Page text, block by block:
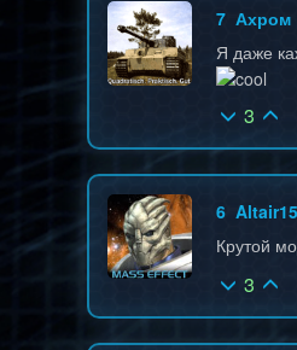
7 Ахром
Я даже
3
6
Крутой
3